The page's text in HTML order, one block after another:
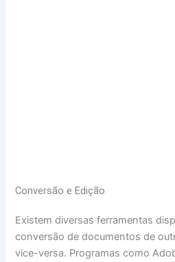
Conversão e Edição
Existem diversas ferramentas
conversão de documentos de
vice-versa. Programas como